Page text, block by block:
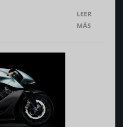
LEER
MÁS